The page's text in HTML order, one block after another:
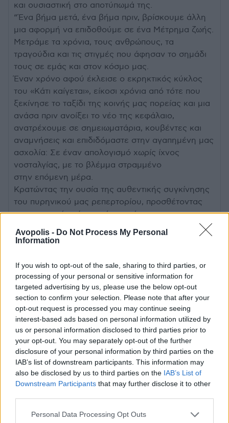
Avopolis - Do Not Process My Personal
Information
If you wish to opt-out of the sale, sharing to third parties, or
processing of your personal or sensitive information for
targeted advertising by us, please use the below opt-out
section to confirm your selection. Please note that after your
opt-out request is processed you may continue seeing
interest-based ads based on personal information utilized by
us or personal information disclosed to third parties prior to
your opt-out. You may separately opt-out of the further
disclosure of your personal information by third parties on the
IAB’s list of downstream participants. This information may
also be disclosed by us to third parties on the IAB’s List of
Downstream Participants that may further disclose it to other
Personal Data Processing Opt Outs
και ουσιαστική στο αποτύπωμά της.
“Ένα βήμα μετά, ένα βήμα πριν, βρίσκουμε άλλη
μια αφορμή να επιδοθούμε σε ένα Μέτρημα ζωής.
Μετράμε τα χρόνια, τους ανθρώπους, τα
τραγούδια και τις στιγμές που άφησαν το σημάδι
τους σε εμάς και στον κόσμο μας.
Έναν χρόνο αφού έκλεισε ο εκρηκτικός κύκλος
του «Κάτι καίγεται», είκοσι χρόνια από τότε που
ξεκίνησε το ταξίδι της κοινής μας πορείας και μια
ανάσα πριν ανοίξει το νέο της κεφάλαιο,
ανατρέχουμε σε σημειωματάρια, κουβέντες και
αναμνήσεις και επιδιδόμαστε στην αγαπημένη μας
ασχολία: Σε έναν απολογισμό χωρίς ίχνος
νοσταλγίας, με το βλέμμα στραμμένο
στην επόμενη μέρα.
Κρατώντας την ουσία της αυθεντικής συγκίνησης
του πυρηνικού μας ρεπερτορίου, προσθέτοντας
και μια μικρή γεύση από τα επόμενα,
επιστρέφουμε στην απλότητα, προετοιμάζοντας το
έδαφος για μια νέα, καθαρή εποχή που φέρνει
Σε αυτό το μέτρημα, ανασκόπηση και αντίστροφη
μέτρηση μαζί, ανυπομονούμε να σας
συναντήσουμε.”
Νατάσσα / Θέμης / Γεράσιμος
ΣΥΝΤΕΛΕΣΤΕΣ
Νατάσσα Μποφίλιου
Θέμης Καραμουρατίδης – Ενορχηστρώσεις
Γεράσιμος Ευαγγελάτος – Επιμέλεια
προγράμματος